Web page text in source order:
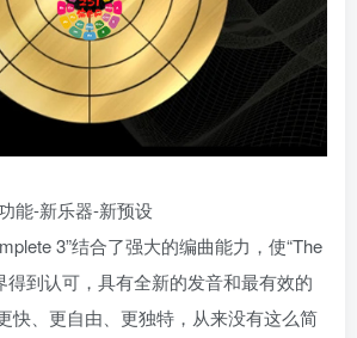
能-新乐器-新预设
3”结合了强大的编曲能力，使“The
得到认可，具有全新的发音和最有效的
快、更自由、更独特，从来没有这么简